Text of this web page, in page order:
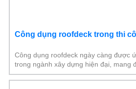
Công dụng roofdeck trong thi
Công dụng roofdeck ngày càng được
trong ngành xây dựng hiện đại, mang
kết cấu, thời gian và chi phí.